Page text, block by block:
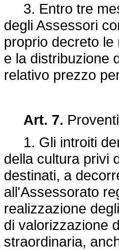
3. Entro tre
degli Assessori
proprio decreto
e la distribuzione
relativo prezzo
Art. 7.
1. Gli introiti
della cultura privi
destinati, a
all'Assessorato
realizzazione
di valorizzazione
straordinaria,